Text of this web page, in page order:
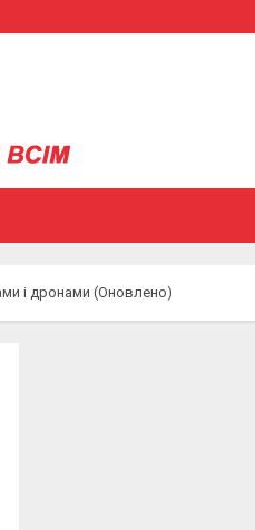
і дронами (Оновлено)